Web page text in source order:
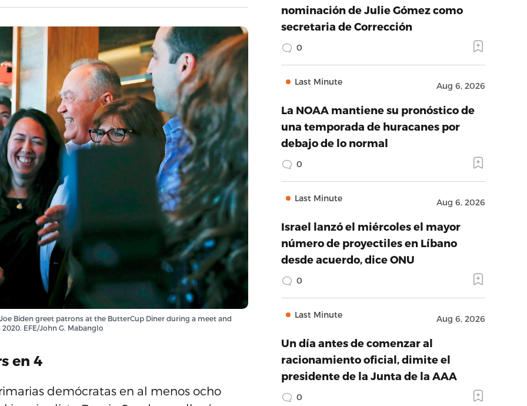
Biden greet patrons at the ButterCup Diner during a meet and
EFE/John G. Mabanglo
en 4
demócratas en al menos ocho
nominación de Julie Gómez como
secretaria de Corrección
0
Last Minute Aug 6, 2026
La NOAA mantiene su pronóstico de
una temporada de huracanes por
debajo de lo normal
0
Last Minute Aug 6, 2026
Israel lanzó el miércoles el mayor
número de proyectiles en Líbano
desde acuerdo, dice ONU
0
Last Minute Aug 6, 2026
Un día antes de comenzar al
racionamiento oficial, dimite el
presidente de la Junta de la AAA
0